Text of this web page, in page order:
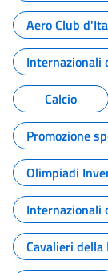
Aero Club
Internazionali
Calcio
Promozione
Olimpiadi
Internazionali
Cavalieri della